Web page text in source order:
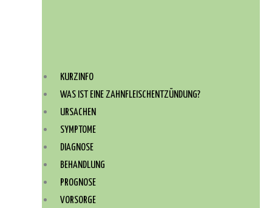
KURZINFO
WAS IST EINE ZAHNFLEISCHENTZÜNDUNG?
URSACHEN
SYMPTOME
DIAGNOSE
BEHANDLUNG
PROGNOSE
VORSORGE